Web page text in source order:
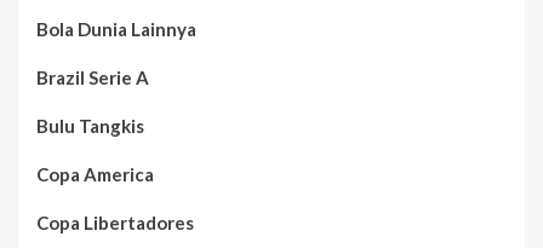
Bola Dunia Lainnya
Brazil Serie A
Bulu Tangkis
Copa America
Copa Libertadores